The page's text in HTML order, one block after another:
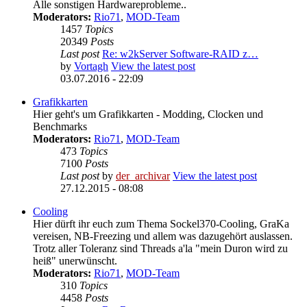
Alle sonstigen Hardwareprobleme..
Moderators: Rio71, MOD-Team
1457 Topics
20349 Posts
Last post Re: w2kServer Software-RAID z…
by Vortagh View the latest post
03.07.2016 - 22:09
Grafikkarten
Hier geht's um Grafikkarten - Modding, Clocken und
Benchmarks
Moderators: Rio71, MOD-Team
473 Topics
7100 Posts
Last postby der_archivar View the latest post
27.12.2015 - 08:08
Cooling
Hier dürft ihr euch zum Thema Sockel370-Cooling, GraKa
vereisen, NB-Freezing und allem was dazugehört auslassen.
Trotz aller Toleranz sind Threads a'la "mein Duron wird zu
heiß" unerwünscht.
Moderators: Rio71, MOD-Team
310 Topics
4458 Posts